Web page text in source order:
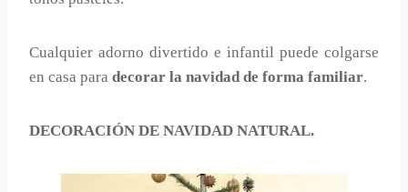
Cualquier adorno divertido e infantil puede colgarse
en casa para decorar la navidad de forma familiar.
DECORACIÓN DE NAVIDAD NATURAL.